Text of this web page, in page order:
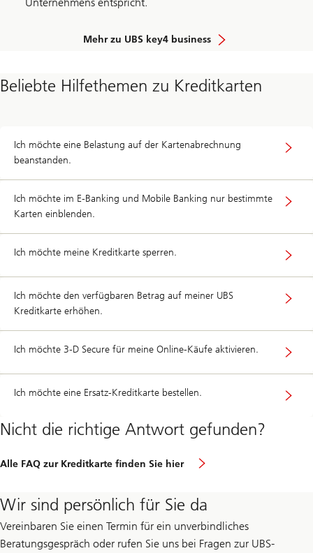
Mehr zu UBS key4 business
Beliebte Hilfethemen zu Kreditkarten
Ich möchte eine Belastung auf der Kartenabrechnung
beanstanden.
Ich möchte im E-Banking und Mobile Banking nur bestimmte
Karten einblenden.
Ich möchte meine Kreditkarte sperren.
Ich möchte den verfügbaren Betrag auf meiner UBS
Kreditkarte erhöhen.
Ich möchte 3-D Secure für meine Online-Käufe aktivieren.
Ich möchte eine Ersatz-Kreditkarte bestellen.
Nicht die richtige Antwort gefunden?
Alle FAQ zur Kreditkarte finden Sie hier
Wir sind persönlich für Sie da
Vereinbaren Sie einen Termin für ein unverbindliches
Beratungsgespräch oder rufen Sie uns bei Fragen zur UBS-